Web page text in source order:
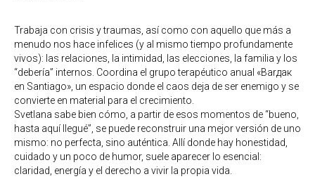
Trabaja con crisis y traumas, así como con aquello que más a
menudo nos hace infelices (y al mismo tiempo profundamente
vivos): las relaciones, la intimidad, las elecciones, la familia y los
“debería” internos. Coordina el grupo terapéutico anual «Barдак
en Santiago», un espacio donde el caos deja de ser enemigo y se
convierte en material para el crecimiento.
Svetlana sabe bien cómo, a partir de esos momentos de “bueno,
hasta aquí llegué”, se puede reconstruir una mejor versión de uno
mismo: no perfecta, sino auténtica. Allí donde hay honestidad,
cuidado y un poco de humor, suele aparecer lo esencial:
claridad, energía y el derecho a vivir la propia vida.